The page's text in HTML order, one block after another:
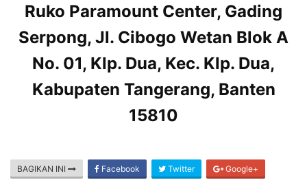
Ruko Paramount Center, Gading
Serpong, Jl. Cibogo Wetan Blok A
No. 01, Klp. Dua, Kec. Klp. Dua,
Kabupaten Tangerang, Banten
15810
BAGIKAN INI Facebook Twitter Google+